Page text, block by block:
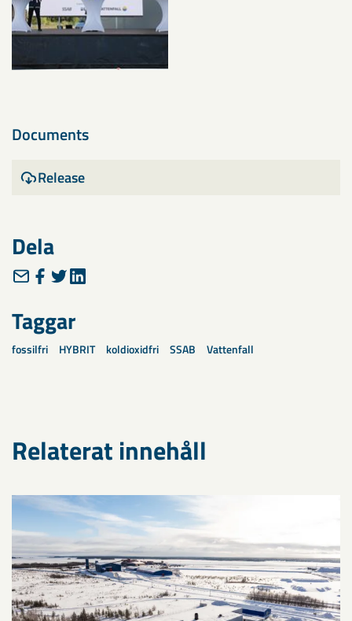
Documents
Release
Dela
Taggar
fossilfri HYBRIT koldioxidfri SSAB Vattenfall
Relaterat innehåll